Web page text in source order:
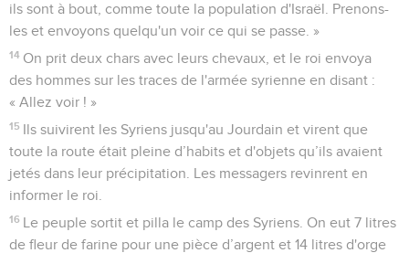
ils sont à bout, comme toute la population d'Israël. Prenons-
les et envoyons quelqu'un voir ce qui se passe. »
14 On prit deux chars avec leurs chevaux, et le roi envoya
des hommes sur les traces de l'armée syrienne en disant :
« Allez voir ! »
15 Ils suivirent les Syriens jusqu'au Jourdain et virent que
toute la route était pleine d’habits et d'objets qu’ils avaient
jetés dans leur précipitation. Les messagers revinrent en
informer le roi.
16 Le peuple sortit et pilla le camp des Syriens. On eut 7 litres
de fleur de farine pour une pièce d’argent et 14 litres d'orge